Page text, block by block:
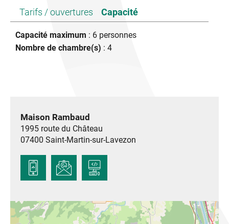
Tarifs / ouvertures Capacité
Capacité maximum : 6 personnes
Nombre de chambre(s) : 4
Maison Rambaud
1995 route du Château
07400 Saint-Martin-sur-Lavezon